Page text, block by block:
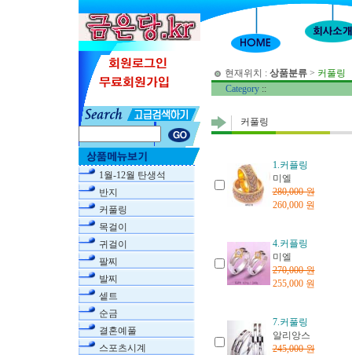
1월-12월 탄생석
반지
커풀링
목걸이
귀걸이
팔찌
발찌
셑트
순금
결혼예풀
스포츠시계
현재위치 : 상품분류> 커풀링
Category::
커풀링
1.커플링
미엘
280,000 원
260,000 원
4.커플링
미엘
270,000 원
255,000 원
7.커풀링
알리앙스
245,000 원